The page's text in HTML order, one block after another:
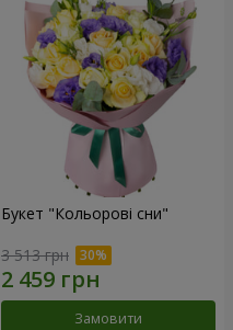
Букет "Кольорові сни"
3 513 грн
Замовити